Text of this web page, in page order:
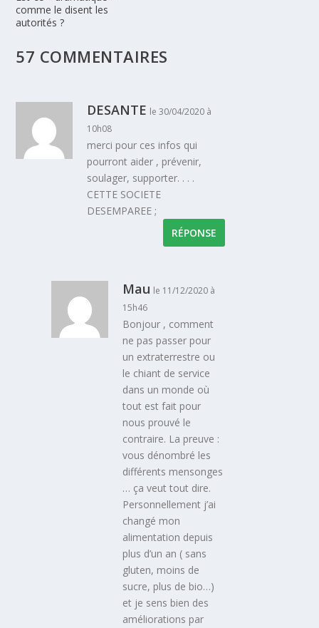
comme le disent les
autorités ?
57 COMMENTAIRES
DESANTE le 30/04/2020 à
10h08
merci pour ces infos qui
pourront aider , prévenir,
soulager, supporter. . . .
CETTE SOCIETE
DESEMPAREE ;
RÉPONSE
Mau le 11/12/2020 à
15h46
Bonjour , comment
ne pas passer pour
un extraterrestre ou
le chiant de service
dans un monde où
tout est fait pour
nous prouvé le
contraire. La preuve :
vous dénombré les
différents mensonges
… ça veut tout dire.
Personnellement j’ai
changé mon
alimentation depuis
plus d’un an ( sans
gluten, moins de
sucre, plus de bio…)
et je sens bien des
améliorations par